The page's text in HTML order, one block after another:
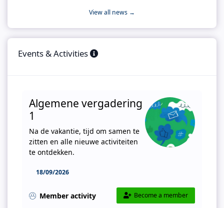
View all news →
Events & Activities
Algemene vergadering
1
Na de vakantie, tijd om samen te
zitten en alle nieuwe activiteiten
te ontdekken.
18/09/2026
Member activity Become a member